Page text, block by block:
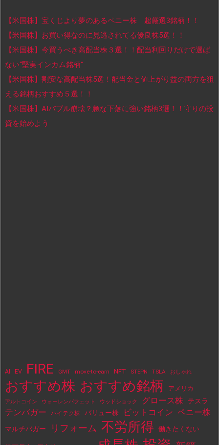
【米国株】宝くじより夢のあるペニー株 超厳選3銘柄！！
【米国株】お買い得なのに見逃されてる優良株5選！！
【米国株】今買うべき高配当株３選！！配当利回りだけで選ば
ない“堅実インカム銘柄”
【米国株】割安な高配当株5選！配当金と値上がり益の両方を狙
える銘柄おすすめ５選！！
【米国株】AIバブル崩壊？急な下落に強い銘柄3選！！守りの投
資を始めよう
AI EV FIRE GMT move-to-earn NFT STEPN TSLA おしゃれ
おすすめ株 おすすめ銘柄 アメリカ
アルトコイン ウォーレンバフェット ウッドショック グロース株 テスラ
テンバガー ハイテク株 バリュー株 ビットコイン ペニー株
マルチバガー リフォーム 不労所得 働きたくない